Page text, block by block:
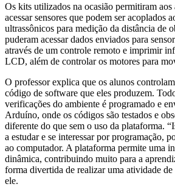
Os kits utilizados na ocasião permitiram
acessar sensores que podem ser acoplados
ultrassônicos para medição da distância de
puderam acessar dados enviados para
através de um controle remoto e imprimir
LCD, além de controlar os motores para
O professor explica que os alunos
código de software que eles produzem.
verificações do ambiente é programado e
Arduíno, onde os códigos são testados e
diferente do que sem o uso da plataforma.
a estudar e se interessar por programação,
ao computador. A plataforma permite uma
dinâmica, contribuindo muito para a
forma divertida de realizar uma atividade de
ele.